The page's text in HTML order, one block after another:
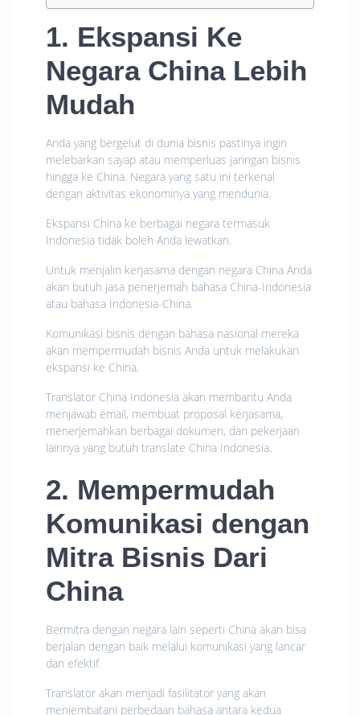
1. Ekspansi Ke
Negara China Lebih
Mudah
Anda yang bergelut di dunia bisnis pastinya ingin
melebarkan sayap atau memperluas jaringan bisnis
hingga ke China. Negara yang satu ini terkenal
dengan aktivitas ekonominya yang mendunia.
Ekspansi China ke berbagai negara termasuk
Indonesia tidak boleh Anda lewatkan.
Untuk menjalin kerjasama dengan negara China Anda
akan butuh jasa penerjemah bahasa China-Indonesia
atau bahasa Indonesia-China.
Komunikasi bisnis dengan bahasa nasional mereka
akan mempermudah bisnis Anda untuk melakukan
ekspansi ke China.
Translator China Indonesia akan membantu Anda
menjawab email, membuat proposal kerjasama,
menerjemahkan berbagai dokumen, dan pekerjaan
lainnya yang butuh translate China Indonesia.
2. Mempermudah
Komunikasi dengan
Mitra Bisnis Dari
China
Bermitra dengan negara lain seperti China akan bisa
berjalan dengan baik melalui komunikasi yang lancar
dan efektif.
Translator akan menjadi fasilitator yang akan
menjembatani perbedaan bahasa antara kedua